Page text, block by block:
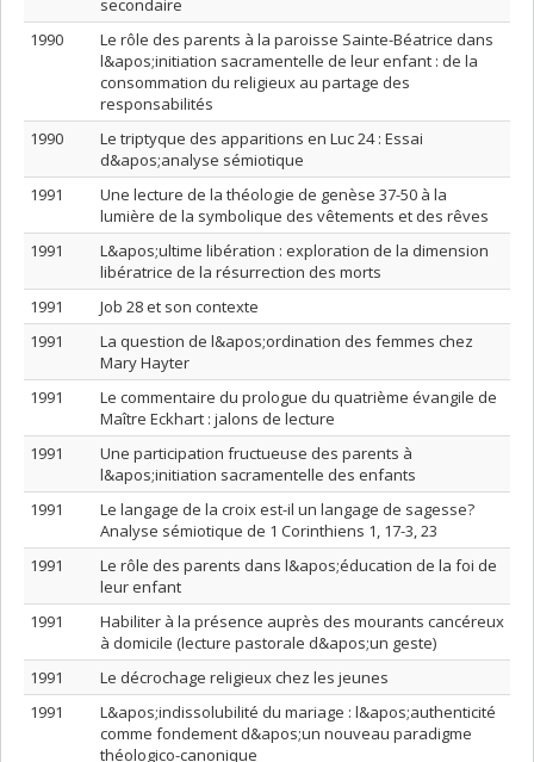
secondaire
1990
Le rôle des parents à la paroisse Sainte-Béatrice dans
l&apos;initiation sacramentelle de leur enfant : de la
consommation du religieux au partage des
responsabilités
1990
Le triptyque des apparitions en Luc 24 : Essai
d&apos;analyse sémiotique
1991
Une lecture de la théologie de genèse 37-50 à la
lumière de la symbolique des vêtements et des rêves
1991
L&apos;ultime libération : exploration de la dimension
libératrice de la résurrection des morts
1991
Job 28 et son contexte
1991
La question de l&apos;ordination des femmes chez
Mary Hayter
1991
Le commentaire du prologue du quatrième évangile de
Maître Eckhart : jalons de lecture
1991
Une participation fructueuse des parents à
l&apos;initiation sacramentelle des enfants
1991
Le langage de la croix est-il un langage de sagesse?
Analyse sémiotique de 1 Corinthiens 1, 17-3, 23
1991
Le rôle des parents dans l&apos;éducation de la foi de
leur enfant
1991
Habiliter à la présence auprès des mourants cancéreux
à domicile (lecture pastorale d&apos;un geste)
1991
Le décrochage religieux chez les jeunes
1991
L&apos;indissolubilité du mariage : l&apos;authenticité
comme fondement d&apos;un nouveau paradigme
théologico-canonique